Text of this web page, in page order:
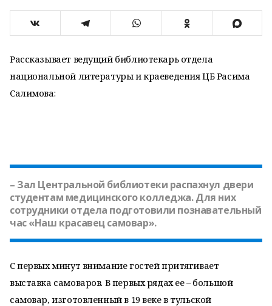
Рассказывает ведущий библиотекарь отдела
национальной литературы и краеведения ЦБ Расима
Салимова:
– Зал Центральной библиотеки распахнул двери
студентам медицинского колледжа. Для них
сотрудники отдела подготовили познавательный
час «Наш красавец самовар».
С первых минут внимание гостей притягивает
выставка самоваров. В первых рядах ее – большой
самовар, изготовленный в 19 веке в тульской